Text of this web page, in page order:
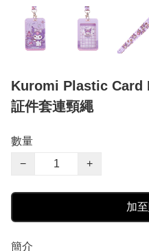
Kuromi Plastic Card
証件套連頸繩
數量
−
+
加
簡介